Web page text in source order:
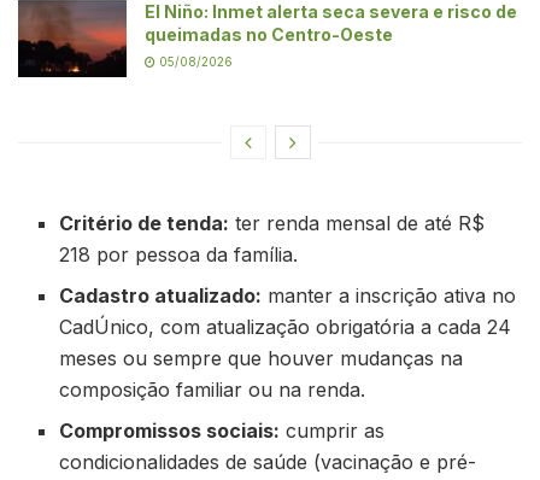
El Niño: Inmet alerta seca severa e risco de
queimadas no Centro-Oeste
05/08/2026
Critério de tenda: ter renda mensal de até R$
218 por pessoa da família.
Cadastro atualizado: manter a inscrição ativa no
CadÚnico, com atualização obrigatória a cada 24
meses ou sempre que houver mudanças na
composição familiar ou na renda.
Compromissos sociais: cumprir as
condicionalidades de saúde (vacinação e pré-